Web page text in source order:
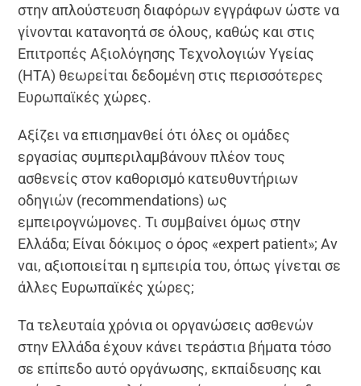
στην απλούστευση διαφόρων εγγράφων ώστε να
γίνονται κατανοητά σε όλους, καθώς και στις
Επιτροπές Αξιολόγησης Τεχνολογιών Υγείας
(ΗΤΑ) θεωρείται δεδομένη στις περισσότερες
Ευρωπαϊκές χώρες.
Αξίζει να επισημανθεί ότι όλες οι ομάδες
εργασίας συμπεριλαμβάνουν πλέον τους
ασθενείς στον καθορισμό κατευθυντήριων
οδηγιών (recommendations) ως
εμπειρογνώμονες. Τι συμβαίνει όμως στην
Ελλάδα; Είναι δόκιμος ο όρος «expert patient»; Αν
ναι, αξιοποιείται η εμπειρία του, όπως γίνεται σε
άλλες Ευρωπαϊκές χώρες;
Τα τελευταία χρόνια οι οργανώσεις ασθενών
στην Ελλάδα έχουν κάνει τεράστια βήματα τόσο
σε επίπεδο αυτό οργάνωσης, εκπαίδευσης και